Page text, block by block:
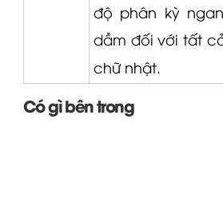
độ phân kỳ
dầm đối với tất
chữ nhật.
Có gì bên trong